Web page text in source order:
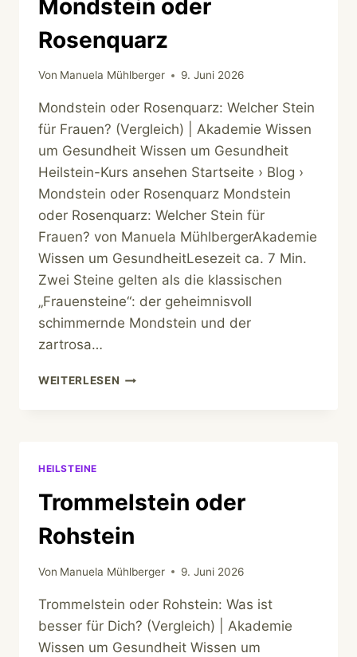
Mondstein oder
Rosenquarz
Von Manuela Mühlberger 9. Juni 2026
Mondstein oder Rosenquarz: Welcher Stein
für Frauen? (Vergleich) | Akademie Wissen
um Gesundheit Wissen um Gesundheit
Heilstein-Kurs ansehen Startseite › Blog ›
Mondstein oder Rosenquarz Mondstein
oder Rosenquarz: Welcher Stein für
Frauen? von Manuela MühlbergerAkademie
Wissen um GesundheitLesezeit ca. 7 Min.
Zwei Steine gelten als die klassischen
„Frauensteine“: der geheimnisvoll
schimmernde Mondstein und der
zartrosa…
WEITERLESEN MONDSTEIN
HEILSTEINE
Trommelstein oder
Rohstein
Von Manuela Mühlberger 9. Juni 2026
Trommelstein oder Rohstein: Was ist
besser für Dich? (Vergleich) | Akademie
Wissen um Gesundheit Wissen um